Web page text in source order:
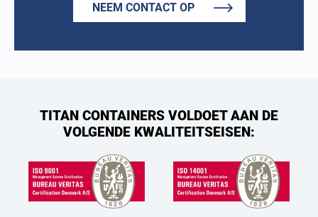
NEEM CONTACT OP
TITAN CONTAINERS VOLDOET AAN DE
VOLGENDE KWALITEITSEISEN: